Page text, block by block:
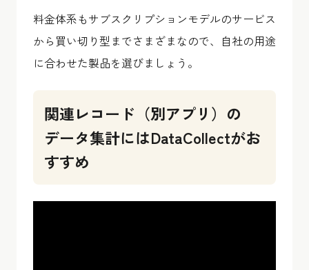
料金体系もサブスクリプションモデルのサービス
から買い切り型までさまざまなので、自社の用途
に合わせた製品を選びましょう。
関連レコード（別アプリ）の
データ集計にはDataCollectがお
すすめ